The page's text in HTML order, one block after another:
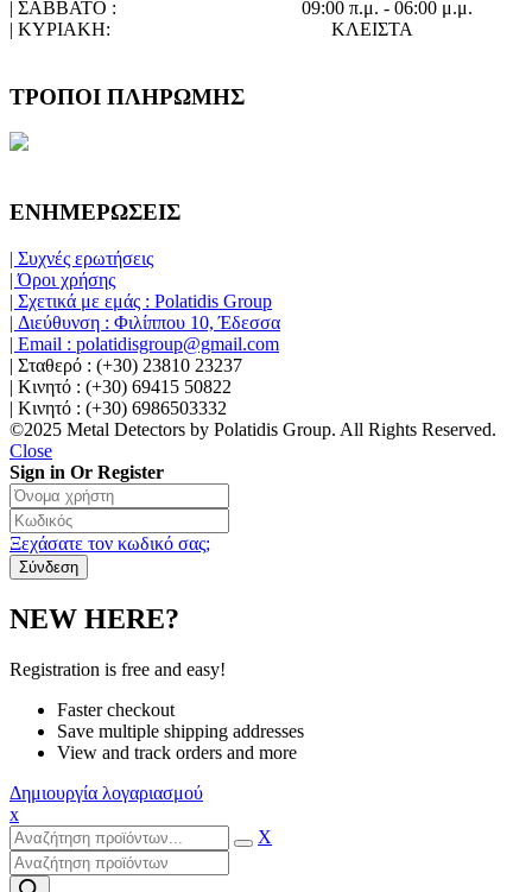
| ΣΑΒΒΑΤΟ :
09:00 π.μ. - 06:00 μ.μ.
| ΚΥΡΙΑΚΗ:
ΚΛΕΙΣΤΑ
ΤΡΟΠΟΙ ΠΛΗΡΩΜΗΣ
ΕΝΗΜΕΡΩΣΕΙΣ
| Συχνές ερωτήσεις
| Όροι χρήσης
| Σχετικά με εμάς : Polatidis Group
| Διεύθυνση : Φιλίππου 10, Έδεσσα
| Email : polatidisgroup@gmail.com
| Σταθερό : (+30) 23810 23237
| Κινητό : (+30) 69415 50822
| Κινητό : (+30) 6986503332
©2025 Metal Detectors by Polatidis Group. All Rights Reserved.
Close
Sign in Or Register
Ξεχάσατε τον κωδικό σας;
NEW HERE?
Registration is free and easy!
Faster checkout
Save multiple shipping addresses
View and track orders and more
Δημιουργία λογαριασμού
x
X
Products
search